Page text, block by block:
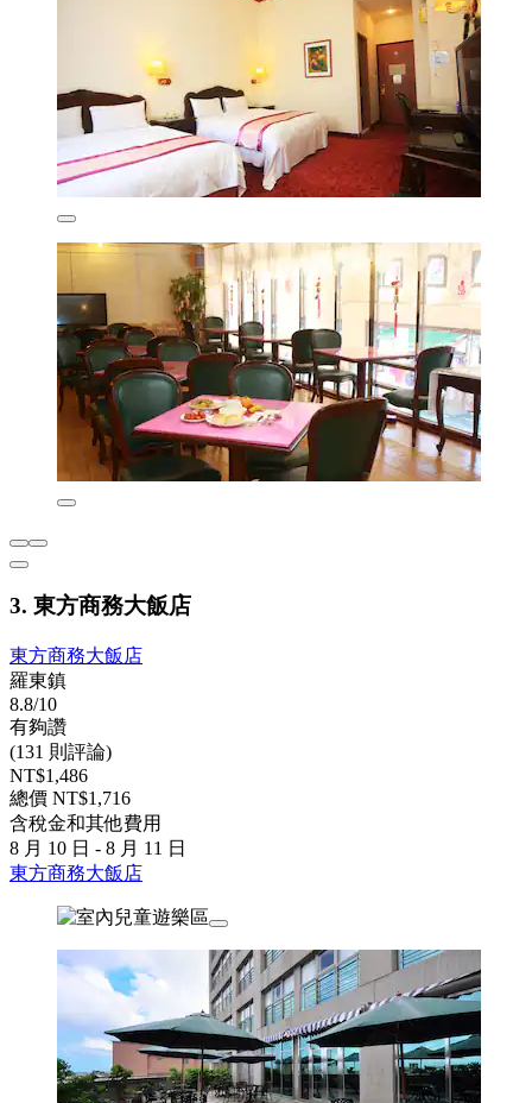
3. 東方商務大飯店
東方商務大飯店
羅東鎮
8.8/10
有夠讚
(131 則評論)
NT$1,486
總價 NT$1,716
含稅金和其他費用
8 月 10 日 - 8 月 11 日
東方商務大飯店